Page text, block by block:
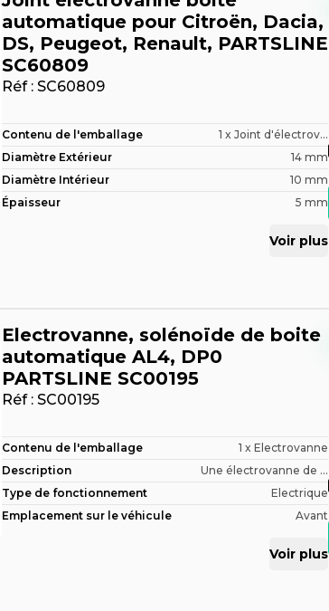
automatique pour Citroën, Dacia,
DS, Peugeot, Renault, PARTSLINE
SC60809
Réf : SC60809
Contenu de l'emballage
1 x Joint d'électrov...
Diamètre Extérieur
14 mm
Diamètre Intérieur
10 mm
Épaisseur
5 mm
Voir plus
Electrovanne, solénoïde de boite
automatique AL4, DP0
PARTSLINE SC00195
Réf : SC00195
Contenu de l'emballage
1 x Electrovanne
Description
Une électrovanne de ...
Type de fonctionnement
Electrique
Emplacement sur le véhicule
Avant
Voir plus